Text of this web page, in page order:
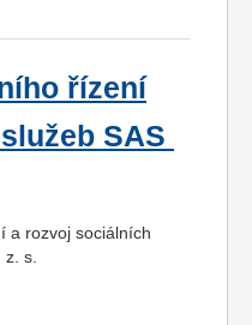
řízení
SAS
a rozvoj sociálních
s.